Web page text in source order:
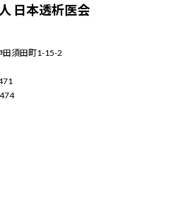
日本透析医会
田須田町1-15-2